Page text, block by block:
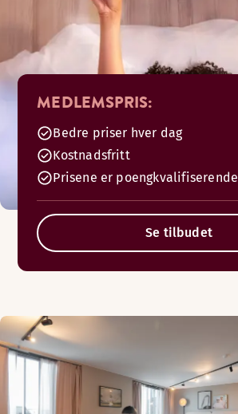
MEDLEMSPRIS:
Bedre priser hver dag
Kostnadsfritt
Prisene er poengkvalifiserende
Se tilbudet